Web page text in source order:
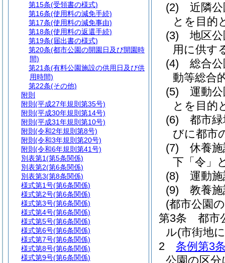
(2)
近隣
とを目的
(3)
地区
用に供す
(4)
総合
動等総合
(5)
運動
とを目的
(6)
都市
びに都市
(7)
休養
下「令」
(8)
運動
(9)
教養
(都市公園
第3条
都市
ル(市街地
2
条例第3
公園の区分
第15条(受領書の様式)
第16条(使用料の減免手続)
第17条(使用料の減免事由)
第18条(使用料の返還手続)
第19条(届出書の様式)
第20条(都市公園の開園日及び開園時
間)
第21条(有料公園施設の供用日及び供
用時間)
第22条(その他)
附則
附則 (平成27年規則第35号)
附則 (平成30年規則第14号)
附則 (平成31年規則第10号)
附則 (令和2年規則第8号)
附則 (令和3年規則第20号)
附則 (令和6年規則第41号)
別表第1(第5条関係)
別表第2(第6条関係)
別表第3(第8条関係)
様式第1号(第6条関係)
様式第2号(第6条関係)
様式第3号(第6条関係)
様式第4号(第6条関係)
様式第5号(第6条関係)
様式第6号(第6条関係)
様式第7号(第6条関係)
様式第8号(第6条関係)
様式第9号(第6条関係)